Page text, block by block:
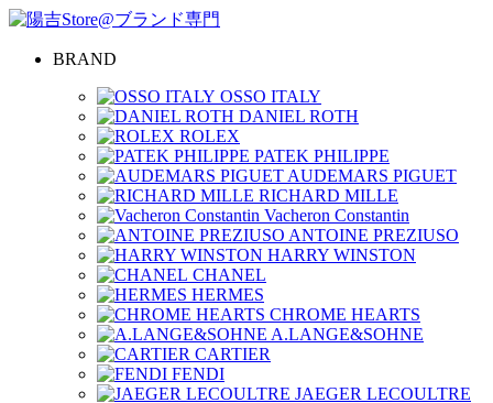
BRAND
OSSO ITALY
DANIEL ROTH
ROLEX
PATEK PHILIPPE
AUDEMARS PIGUET
RICHARD MILLE
Vacheron Constantin
ANTOINE PREZIUSO
HARRY WINSTON
CHANEL
HERMES
CHROME HEARTS
A.LANGE&SOHNE
CARTIER
FENDI
JAEGER LECOULTRE